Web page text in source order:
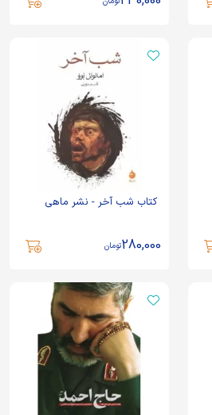
کتاب شب آخر - نشر ماهی
280,000تومان